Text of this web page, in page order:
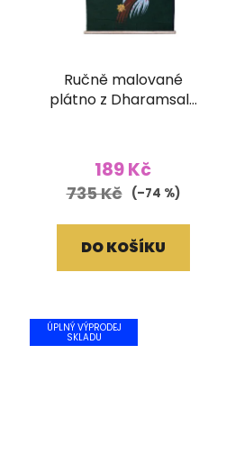
Ručně malované
plátno z Dharamsaly
189 Kč
735 Kč (–74 %)
DO KOŠÍKU
ÚPLNÝ VÝPRODEJ
SKLADU